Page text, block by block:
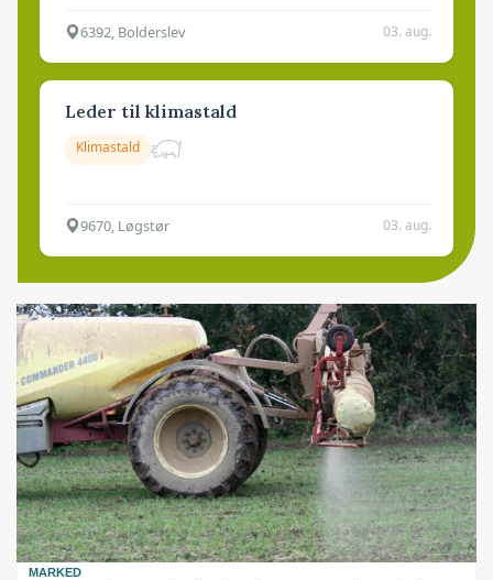
6392, Bolderslev 03. aug.
Leder til klimastald
Klimastald
9670, Løgstør 03. aug.
MARKED